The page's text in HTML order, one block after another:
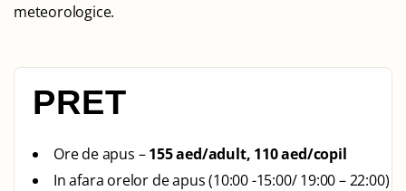
meteorologice.
PRET
Ore de apus –155 aed/adult, 110 aed/copil
In afara orelor de apus (10:00 -15:00/ 19:00 – 22:00)